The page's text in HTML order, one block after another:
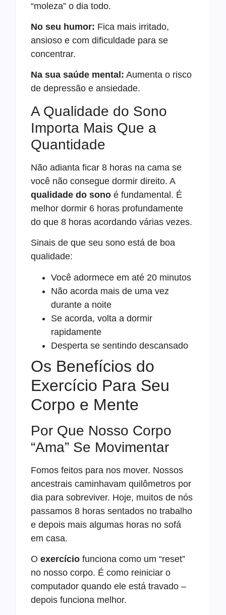
“moleza” o dia todo.
No seu humor: Fica mais irritado,
ansioso e com dificuldade para se
concentrar.
Na sua saúde mental: Aumenta o risco
de depressão e ansiedade.
A Qualidade do Sono
Importa Mais Que a
Quantidade
Não adianta ficar 8 horas na cama se
você não consegue dormir direito. A
qualidade do sono é fundamental. É
melhor dormir 6 horas profundamente
do que 8 horas acordando várias vezes.
Sinais de que seu sono está de boa
qualidade:
Você adormece em até 20 minutos
Não acorda mais de uma vez
durante a noite
Se acorda, volta a dormir
rapidamente
Desperta se sentindo descansado
Os Benefícios do
Exercício Para Seu
Corpo e Mente
Por Que Nosso Corpo
“Ama” Se Movimentar
Fomos feitos para nos mover. Nossos
ancestrais caminhavam quilômetros por
dia para sobreviver. Hoje, muitos de nós
passamos 8 horas sentados no trabalho
e depois mais algumas horas no sofá
em casa.
O exercício funciona como um “reset”
no nosso corpo. É como reiniciar o
computador quando ele está travado –
depois funciona melhor.